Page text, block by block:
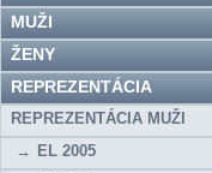
MUŽI
ŽENY
REPREZENTÁCIA
REPREZENTÁCIA MUŽI
EL 2005